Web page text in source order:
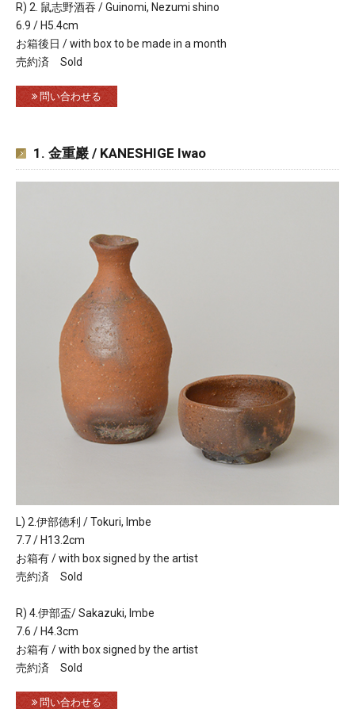
R) 2. 鼠志野酒吞 / Guinomi, Nezumi shino
6.9 / H5.4cm
お箱後日 / with box to be made in a month
売約済 Sold
問い合わせる
1. 金重巖 / KANESHIGE Iwao
L) 2.伊部徳利 / Tokuri, Imbe
7.7 / H13.2cm
お箱有 / with box signed by the artist
売約済 Sold
R) 4.伊部盃/ Sakazuki, Imbe
7.6 / H4.3cm
お箱有 / with box signed by the artist
売約済 Sold
問い合わせる